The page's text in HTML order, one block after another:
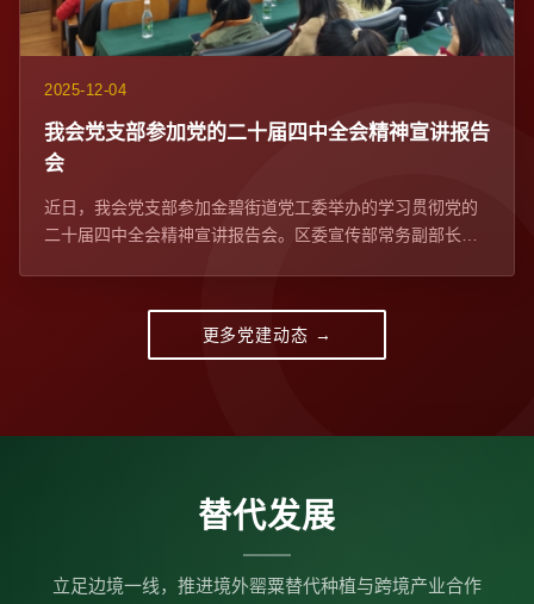
2025-12-04
我会党支部参加党的二十届四中全会精神宣讲报告
会​
近日，我会党支部参加金碧街道党工委举办的学习贯彻党的
二十届四中全会精神宣讲报告会。区委宣传部常务副部长、
更多党建动态 →
替代发展
立足边境一线，推进境外罂粟替代种植与跨境产业合作